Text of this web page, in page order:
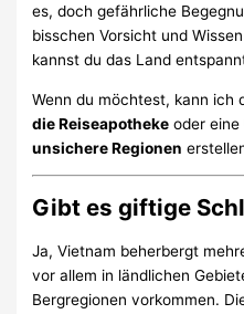
es, doch gefährliche
bisschen Vorsicht und
kannst du das Land
Wenn du möchtest, kann ich
die Reiseapotheke oder eine
unsichere Regionen
Gibt es giftige
Ja, Vietnam beherbergt
vor allem in ländlichen
Bergregionen vorkommen.